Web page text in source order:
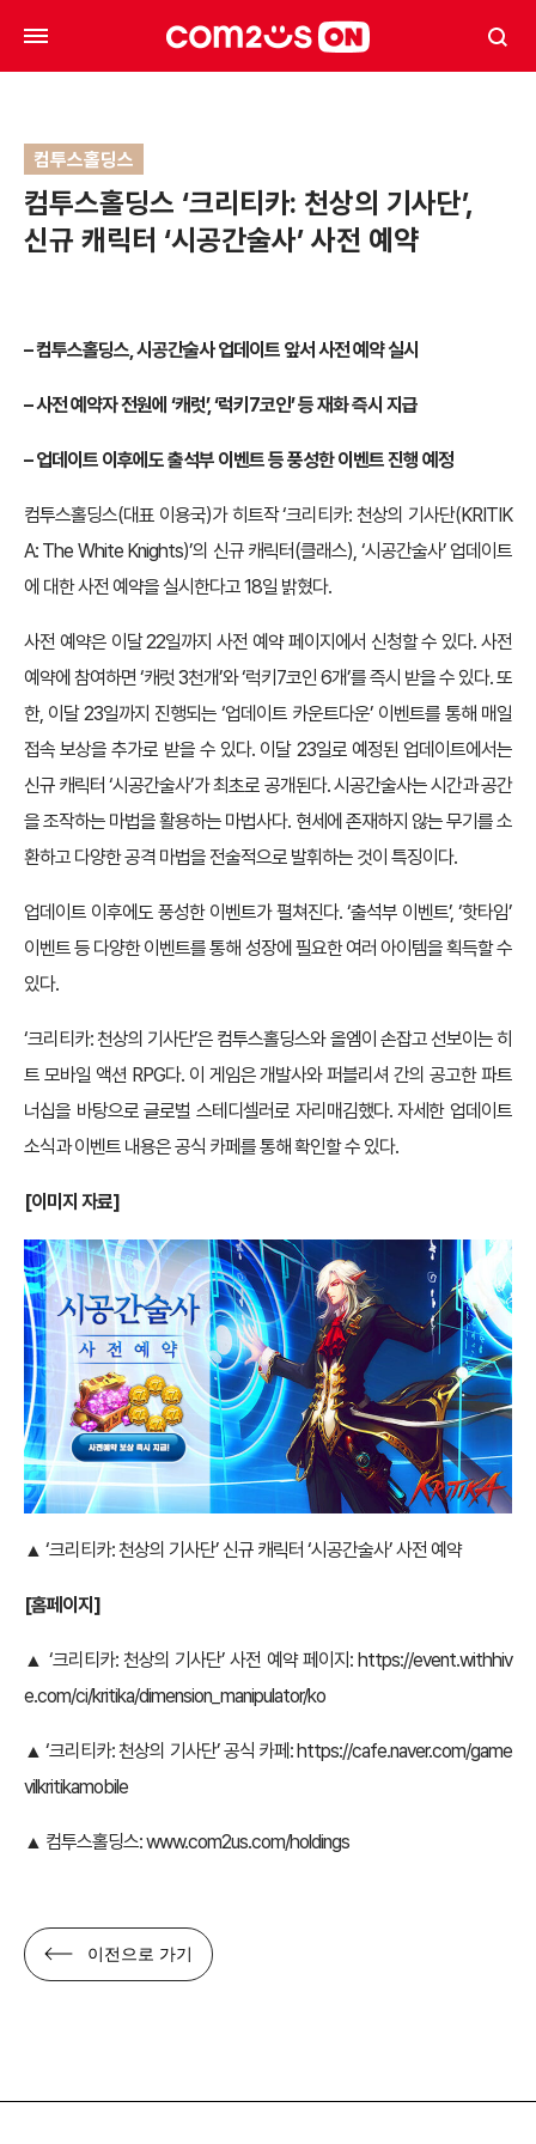
컴투스홀딩스
컴투스홀딩스 ‘크리티카: 천상의 기사단’,
신규 캐릭터 ‘시공간술사’ 사전 예약
– 컴투스홀딩스, 시공간술사 업데이트 앞서 사전 예약 실시
– 사전 예약자 전원에 ‘캐럿’, ‘럭키7코인’ 등 재화 즉시 지급
– 업데이트 이후에도 출석부 이벤트 등 풍성한 이벤트 진행 예정
컴투스홀딩스(대표 이용국)가 히트작 ‘크리티카: 천상의 기사단(KRITIK
A: The White Knights)’의 신규 캐릭터(클래스), ‘시공간술사’ 업데이트
에 대한 사전 예약을 실시한다고 18일 밝혔다.
사전 예약은 이달 22일까지 사전 예약 페이지에서 신청할 수 있다. 사전
예약에 참여하면 ‘캐럿 3천개’와 ‘럭키7코인 6개’를 즉시 받을 수 있다. 또
한, 이달 23일까지 진행되는 ‘업데이트 카운트다운’ 이벤트를 통해 매일
접속 보상을 추가로 받을 수 있다. 이달 23일로 예정된 업데이트에서는
신규 캐릭터 ‘시공간술사’가 최초로 공개된다. 시공간술사는 시간과 공간
을 조작하는 마법을 활용하는 마법사다. 현세에 존재하지 않는 무기를 소
환하고 다양한 공격 마법을 전술적으로 발휘하는 것이 특징이다.
업데이트 이후에도 풍성한 이벤트가 펼쳐진다. ‘출석부 이벤트’, ‘핫타임’
이벤트 등 다양한 이벤트를 통해 성장에 필요한 여러 아이템을 획득할 수
있다.
‘크리티카: 천상의 기사단’은 컴투스홀딩스와 올엠이 손잡고 선보이는 히
트 모바일 액션 RPG다. 이 게임은 개발사와 퍼블리셔 간의 공고한 파트
너십을 바탕으로 글로벌 스테디셀러로 자리매김했다. 자세한 업데이트
소식과 이벤트 내용은 공식 카페를 통해 확인할 수 있다.
[이미지 자료]
▲ ‘크리티카: 천상의 기사단’ 신규 캐릭터 ‘시공간술사’ 사전 예약
[홈페이지]
▲ ‘크리티카: 천상의 기사단’ 사전 예약 페이지: https://event.withhiv
e.com/ci/kritika/dimension_manipulator/ko
▲‘크리티카: 천상의 기사단’ 공식 카페: https://cafe.naver.com/game
vilkritikamobile
▲ 컴투스홀딩스:www.com2us.com/holdings
이전으로 가기